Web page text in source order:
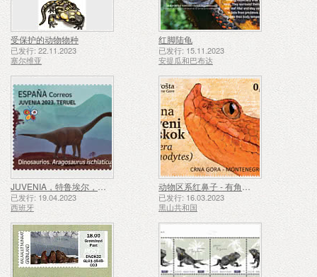
受保护的动物物种
已发行: 22.11.2023
塞尔维亚
红脚陆龟
已发行: 15.11.2023
安提瓜和巴布达
JUVENIA，特鲁埃尔，恐龙 - Aragosaurus sciaticus
已发行: 19.04.2023
西班牙
动物区系红鼻子 - 有角的毒蛇，Vipera Ammodytes
已发行: 16.03.2023
黑山共和国